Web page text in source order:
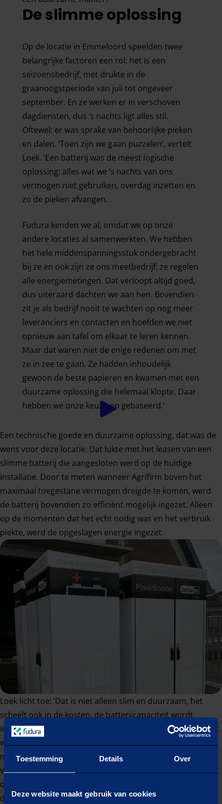
Toestemming Details Over
Deze website maakt gebruik van cookies
De slimme oplossing
Op de locatie in Emmeloord speelden twee
belangrijke factoren een rol: het is een
seizoensbedrijf, met drukte in de
graanoogstperiode van juli tot ongeveer
september. En ze werken er in verschoven
dagdiensten, dus ’s nachts ligt alles stil.
Oftewel: er was sprake van behoorlijke pieken
en dalen. ‘Toen zijn we gaan puzzelen’, vertelt
Loek. ‘Een batterij was de meest logische
oplossing: alles wat we ’s nachts van ons
vermogen niet gebruiken, overdag inzetten en
zo de pieken afvangen.
Fudura kenden we al, omdat we op onze
andere locaties al samenwerkten. We hebben
het hele middenspanningsstuk ondergebracht
bij ze en ook zijn ze ons meetbedrijf: ze regelen
alle energiemetingen. Dat verloopt altijd goed,
dus uiteraard dachten we aan hen. Bovendien
zit je als bedrijf nooit te wachten op nog meer
leveranciers en contacten en hoefden we niet
opnieuw aan tafel om elkaar te leren kennen.
Maar dat waren niet de enige redenen om met
ze in zee te gaan. Ze hadden inhoudelijk
gewoon de beste papieren en kwamen met een
duurzame oplossing die helemaal klopte. Daar
hebben we onze keuze op gebaseerd.’
Meer vermogen op een overvol energienet
Een technische goede en duurzame oplossing, dat was de
wens voor deze locatie. Dat lukte met het leasen van een
slimme batterij die aangesloten werd op de huidige
installatie. Door te meten wanneer Agrifirm boven het
maximaal toegestane vermogen dreigde te komen, werd
de batterij bovendien zo efficiënt mogelijk ingezet. Alleen
op de momenten dat het echt nodig was en het verbruik
piekte, werd de opgeslagen energie ingezet.
Loek licht toe: ‘Dat is niet alleen slim en duurzaam, het
scheelt ook in de kosten, de batterijcapaciteit wordt
immers optimaal afgestemd. Ook geeft het vertrouwen dat
we het voor langere tijd goed geregeld hebben. Het was
niet even een pleister plakken, maar het écht oplossen en
vooruitkijken. Want op papier zou de netcongestie in 2024
opgelost zijn, maar gezien de ontwikkelingen in de markt
denk ik dat we de batterij nog wel langer nodig gaan